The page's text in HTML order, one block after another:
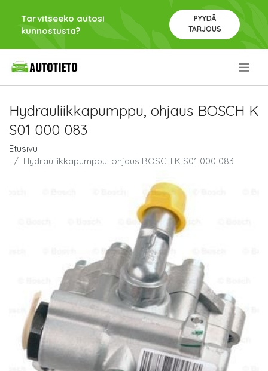
Tarvitseeko autosi
kunnostusta?
PYYDÄ
TARJOUS
Hydrauliikkapumppu, ohjaus BOSCH K
S01 000 083
Etusivu
Hydrauliikkapumppu, ohjaus BOSCH K S01 000 083